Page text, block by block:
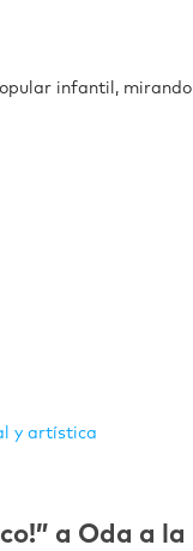
infantil, mirando
y artística
a Oda a la